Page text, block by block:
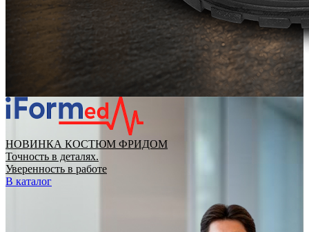
НОВИНКА КОСТЮМ ФРИДОМ
Точность в деталях.
Уверенность в работе
В каталог